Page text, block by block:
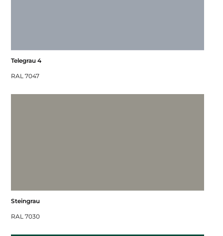
Telegrau 4
RAL 7047
Steingrau
RAL 7030